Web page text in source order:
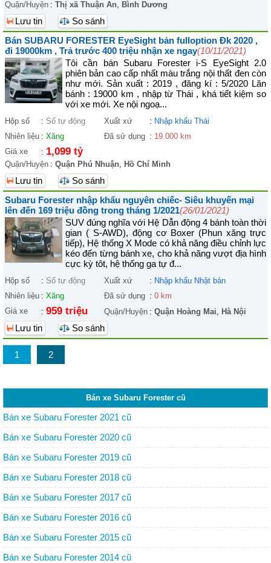
Quận/Huyện : Thị xã Thuận An, Bình Dương
Lưu tin
So sánh
Bán SUBARU FORESTER EyeSight bản fulloption Đk 2020 ,
đi 19000km , Trả trước 400 triệu nhận xe ngay(10/11/2021)
Tôi cần bán Subaru Forester i-S EyeSight 2.0
phiên bản cao cấp nhất màu trắng nội thất đen còn
như mới. Sản xuất : 2019 , đăng kí : 5/2020 Lăn
bánh : 19000 km , nhập từ Thái , khá tiết kiệm so
với xe mới. Xe nội ngoạ...
Hộp số : Số tự động Xuất xứ : Nhập khẩu Thái
Nhiên liệu : Xăng Đã sử dụng : 19.000 km
Giá xe
: 1,099 tỷ
Quận/Huyện : Quận Phú Nhuận, Hồ Chí Minh
Lưu tin
So sánh
Subaru Forester nhập khẩu nguyên chiếc- Siêu khuyến mại
lên đến 169 triệu đồng trong tháng 1/2021(26/01/2021)
SUV đúng nghĩa với Hệ Dẫn động 4 bánh toàn thời
gian ( S-AWD), động cơ Boxer (Phun xăng trực
tiếp), Hệ thống X Mode có khả năng điều chỉnh lực
kéo đến từng bánh xe, cho khả năng vượt địa hình
cực kỳ tôt, hệ thống ga tự đ...
Hộp số : Số tự động Xuất xứ : Nhập khẩu Nhật bản
Nhiên liệu : Xăng Đã sử dụng : 0 km
Giá xe
: 959 triệu Quận/Huyện : Quận Hoàng Mai, Hà Nội
Lưu tin So sánh
1 2
Bán xe Subaru Forester cũ
Bán xe Subaru Forester 2021 cũ
Bán xe Subaru Forester 2020 cũ
Bán xe Subaru Forester 2019 cũ
Bán xe Subaru Forester 2018 cũ
Bán xe Subaru Forester 2017 cũ
Bán xe Subaru Forester 2016 cũ
Bán xe Subaru Forester 2015 cũ
Bán xe Subaru Forester 2014 cũ